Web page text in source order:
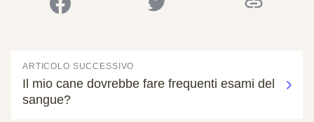
ARTICOLO SUCCESSIVO
Il mio cane dovrebbe fare frequenti esami del
sangue?